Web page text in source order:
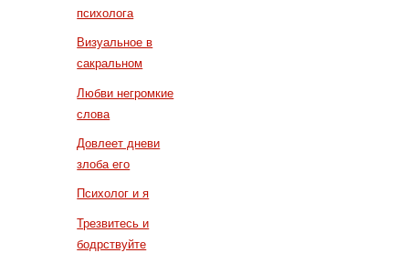
психолога
Визуальное в
сакральном
Любви негромкие
слова
Довлеет дневи
злоба его
Психолог и я
Трезвитесь и
бодрствуйте